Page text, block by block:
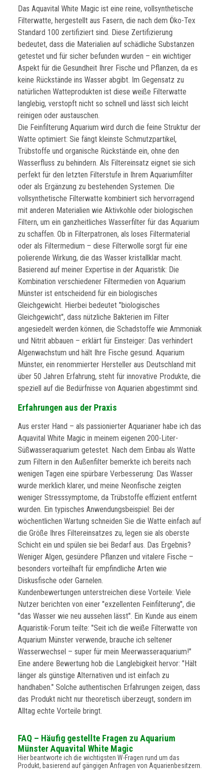
Das Aquavital White Magic ist eine reine, vollsynthetische
Filterwatte, hergestellt aus Fasern, die nach dem Öko-Tex
Standard 100 zertifiziert sind. Diese Zertifizierung
bedeutet, dass die Materialien auf schädliche Substanzen
getestet und für sicher befunden wurden – ein wichtiger
Aspekt für die Gesundheit Ihrer Fische und Pflanzen, da es
keine Rückstände ins Wasser abgibt. Im Gegensatz zu
natürlichen Watteprodukten ist diese weiße Filterwatte
langlebig, verstopft nicht so schnell und lässt sich leicht
reinigen oder austauschen.
Die Feinfilterung Aquarium wird durch die feine Struktur der
Watte optimiert: Sie fängt kleinste Schmutzpartikel,
Trübstoffe und organische Rückstände ein, ohne den
Wasserfluss zu behindern. Als Filtereinsatz eignet sie sich
perfekt für den letzten Filterstufe in Ihrem Aquariumfilter
oder als Ergänzung zu bestehenden Systemen. Die
vollsynthetische Filterwatte kombiniert sich hervorragend
mit anderen Materialien wie Aktivkohle oder biologischen
Filtern, um ein ganzheitliches Wasserfilter für das Aquarium
zu schaffen. Ob in Filterpatronen, als loses Filtermaterial
oder als Filtermedium – diese Filterwolle sorgt für eine
polierende Wirkung, die das Wasser kristallklar macht.
Basierend auf meiner Expertise in der Aquaristik: Die
Kombination verschiedener Filtermedien von Aquarium
Münster ist entscheidend für ein biologisches
Gleichgewicht. Hierbei bedeutet "biologisches
Gleichgewicht", dass nützliche Bakterien im Filter
angesiedelt werden können, die Schadstoffe wie Ammoniak
und Nitrit abbauen – erklärt für Einsteiger: Das verhindert
Algenwachstum und hält Ihre Fische gesund. Aquarium
Münster, ein renommierter Hersteller aus Deutschland mit
über 50 Jahren Erfahrung, steht für innovative Produkte, die
speziell auf die Bedürfnisse von Aquarien abgestimmt sind.
Erfahrungen aus der Praxis
Aus erster Hand – als passionierter Aquarianer habe ich das
Aquavital White Magic in meinem eigenen 200-Liter-
Süßwasseraquarium getestet. Nach dem Einbau als Watte
zum Filtern in den Außenfilter bemerkte ich bereits nach
wenigen Tagen eine spürbare Verbesserung: Das Wasser
wurde merklich klarer, und meine Neonfische zeigten
weniger Stresssymptome, da Trübstoffe effizient entfernt
wurden. Ein typisches Anwendungsbeispiel: Bei der
wöchentlichen Wartung schneiden Sie die Watte einfach auf
die Größe Ihres Filtereinsatzes zu, legen sie als oberste
Schicht ein und spülen sie bei Bedarf aus. Das Ergebnis?
Weniger Algen, gesündere Pflanzen und vitalere Fische –
besonders vorteilhaft für empfindliche Arten wie
Diskusfische oder Garnelen.
Kundenbewertungen unterstreichen diese Vorteile: Viele
Nutzer berichten von einer "exzellenten Feinfilterung", die
"das Wasser wie neu aussehen lässt". Ein Kunde aus einem
Aquaristik-Forum teilte: "Seit ich die weiße Filterwatte von
Aquarium Münster verwende, brauche ich seltener
Wasserwechsel – super für mein Meerwasseraquarium!"
Eine andere Bewertung hob die Langlebigkeit hervor: "Hält
länger als günstige Alternativen und ist einfach zu
handhaben." Solche authentischen Erfahrungen zeigen, dass
das Produkt nicht nur theoretisch überzeugt, sondern im
Alltag echte Vorteile bringt.
FAQ – Häufig gestellte Fragen zu Aquarium
Münster Aquavital White Magic
Hier beantworte ich die wichtigsten W-Fragen rund um das
Produkt, basierend auf gängigen Anfragen von Aquarienbesitzern.